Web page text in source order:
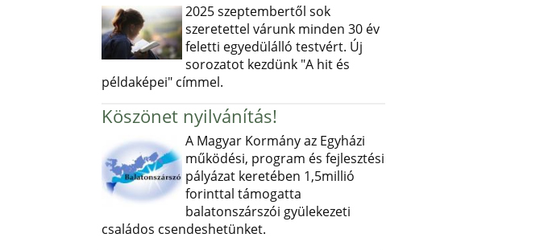
2025 szeptembertől sok
szeretettel várunk minden 30 év
feletti egyedülálló testvért. Új
sorozatot kezdünk "A hit és
példaképei" címmel.
Köszönet nyilvánítás!
A Magyar Kormány az Egyházi
működési, program és fejlesztési
pályázat keretében 1,5millió
forinttal támogatta
balatonszárszói gyülekezeti
családos csendeshetünket.